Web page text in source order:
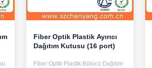
Fiber Optik Plastik Ayırıcı
Dağıtım Kutusu (16 port)
Fiber Optik Plastik Bölücü Dağıtım